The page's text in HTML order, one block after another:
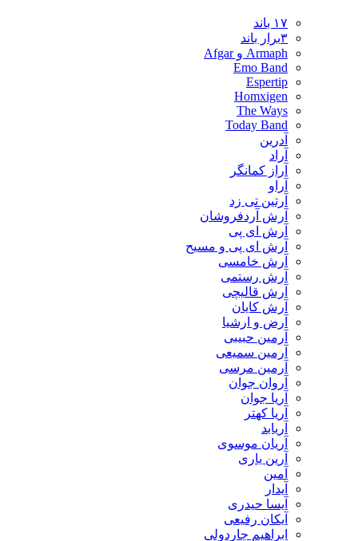
۱۷ باند
۳برار باند
Armaph و Afgar
Emo Band
Espertip
Homxigen
The Ways
Today Band
آدرین
آراد
آراز کمانگر
آراو
آرتین تی زد
آرش آردفروشان
آرش ای پی
آرش ای پی و مسیح
آرش خامسی
آرش رستمی
آرش قالیچی
آرش کایان
​آرض و ارشیا
آرمین حبیبی
آرمین سمیعی
آرمین مرسی
آروان جوان
آریا جوان
آریا کهتر
آریابد
آریان موسوی
آرین یاری
آمین
آیدار
آیسا حیدری
آیکان رفیعی
ابراهیم چاردولی